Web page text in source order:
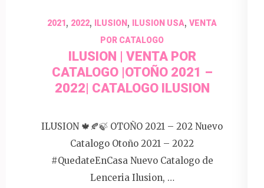
2021, 2022, ILUSION, ILUSION USA, VENTA
POR CATALOGO
ILUSION | VENTA POR
CATALOGO |OTOÑO 2021 –
2022| CATALOGO ILUSION
ILUSION 🍁🍂🍃 OTOÑO 2021 – 202 Nuevo
Catalogo Otoño 2021 – 2022
#QuedateEnCasa Nuevo Catalogo de
Lenceria Ilusion, …